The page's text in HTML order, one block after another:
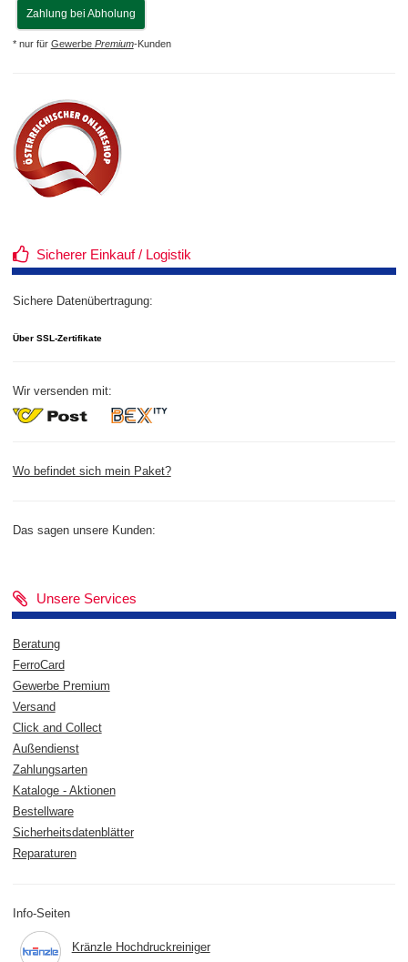
Zahlung bei Abholung
* nur für Gewerbe Premium-Kunden
Sicherer Einkauf / Logistik
Sichere Datenübertragung:
Über SSL-Zertifikate
Wir versenden mit:
Wo befindet sich mein Paket?
Das sagen unsere Kunden:
Unsere Services
Beratung
FerroCard
Gewerbe Premium
Versand
Click and Collect
Außendienst
Zahlungsarten
Kataloge - Aktionen
Bestellware
Sicherheitsdatenblätter
Reparaturen
Info-Seiten
Kränzle Hochdruckreiniger